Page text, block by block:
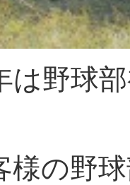
は野球
様の野